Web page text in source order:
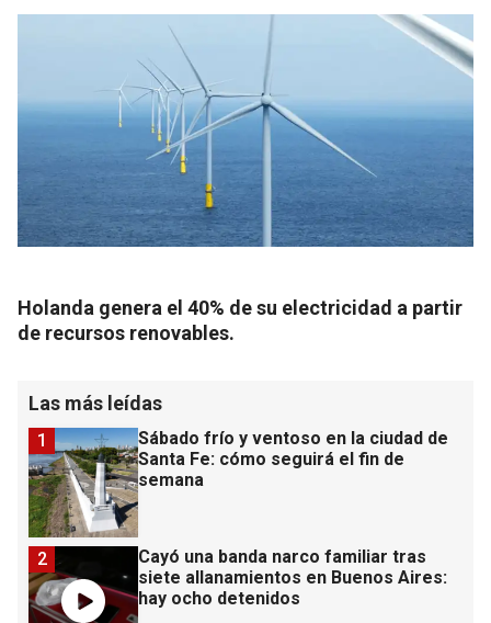
Holanda genera el 40% de su electricidad a partir
de recursos renovables.
Las más leídas
Sábado frío y ventoso en la ciudad de
Santa Fe: cómo seguirá el fin de
semana
1
Cayó una banda narco familiar tras
siete allanamientos en Buenos Aires:
hay ocho detenidos
2